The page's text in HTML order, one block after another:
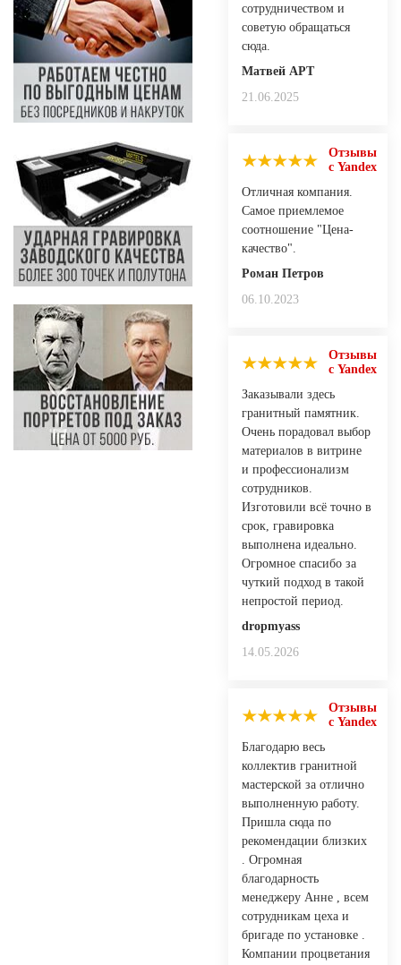
сотрудничеством и
советую обращаться
сюда.
Матвей АРТ
21.06.2025
Отзывы
с Yandex
Отличная компания.
Самое приемлемое
соотношение "Цена-
качество".
Роман Петров
06.10.2023
Отзывы
с Yandex
Заказывали здесь
гранитный памятник.
Очень порадовал выбор
материалов в витрине
и профессионализм
сотрудников.
Изготовили всё точно в
срок, гравировка
выполнена идеально.
Огромное спасибо за
чуткий подход в такой
непростой период.
dropmyass
14.05.2026
Отзывы
с Yandex
Благодарю весь
коллектив гранитной
мастерской за отлично
выполненную работу.
Пришла сюда по
рекомендации близких
. Огромная
благодарность
менеджеру Анне , всем
сотрудникам цеха и
бригаде по установке .
Компании процветания